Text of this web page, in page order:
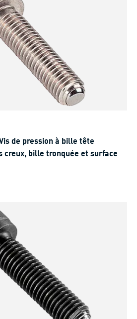
de pression à bille tête
creux, bille tronquée et surface